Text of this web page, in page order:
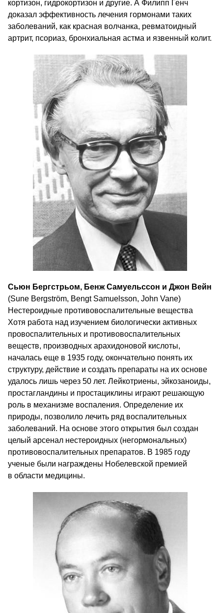
кортизон, гидрокортизон и другие. А Филипп Генч
доказал эффективность лечения гормонами таких
заболеваний, как красная волчанка, ревматоидный
артрит, псориаз, бронхиальная астма и язвенный колит.
Сьюн Бергстрьом, Бенж Самуельссон и Джон Вейн
(Sune Bergström, Bengt Samuelsson, John Vane)
Нестероидные противовоспалительные вещества
Хотя работа над изучением биологически активных
провоспалительных и противовоспалительных
веществ, производных арахидоновой кислоты,
началась еще в 1935 году, окончательно понять их
структуру, действие и создать препараты на их основе
удалось лишь через 50 лет. Лейкотриены, эйкозаноиды,
простагландины и простациклины играют решающую
роль в механизме воспаления. Определение их
природы, позволило лечить ряд воспалительных
заболеваний. На основе этого открытия был создан
целый арсенал нестероидных (негормональных)
противовоспалительных препаратов. В 1985 году
ученые были награждены Нобелевской премией
в области медицины.